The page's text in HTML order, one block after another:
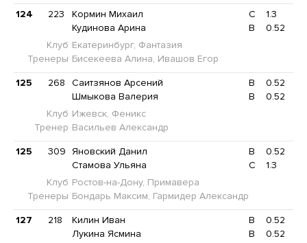
124 223 Кормин Михаил C
1.3
Кудинова Арина
B
0.52
Клуб Екатеринбург, Фантазия
Тренеры Бисекеева Алина, Ивашов Егор
125 268 Саитзянов Арсений B
0.52
Шмыкова Валерия
B
0.52
Клуб Ижевск, Феникс
Тренер Васильев Александр
125 309 Яновский Данил B
0.52
Стамова Ульяна
C
1.3
Клуб Ростов-на-Дону, Примавера
Тренеры Бондарь Максим, Гармидер Александр
127 218 Килин Иван B
0.52
Лукина Ясмина
B
0.52